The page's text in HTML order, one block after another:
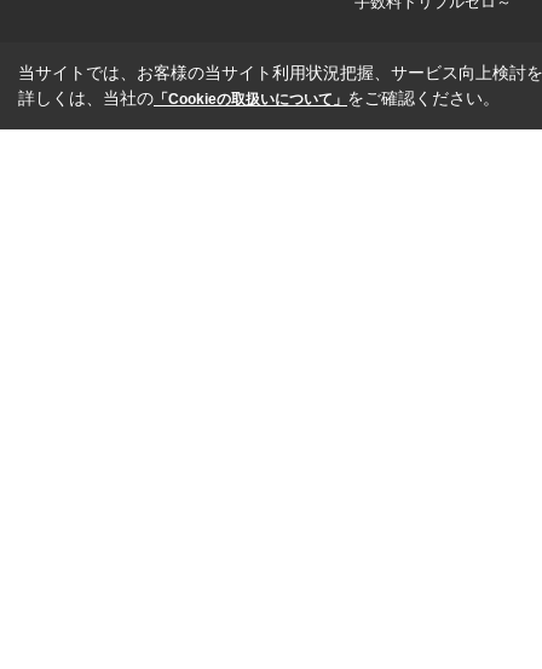
当サイトでは、お客様の当サイト利用状況把握、サービス向上検討
詳しくは、当社の 「Cookieの取扱いについて」 をご確認ください。